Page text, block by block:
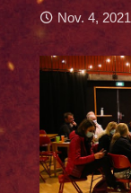
Nov. 4, 2021